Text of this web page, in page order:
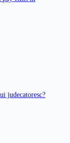
judecatoresc?